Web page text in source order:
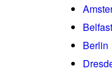
Belfast
Berlin